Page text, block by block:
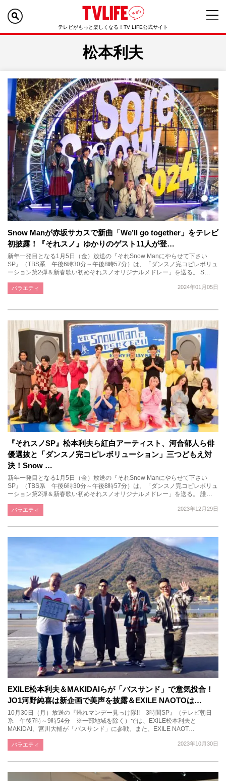
テレビがもっと楽しくなる！TV LIFE公式サイト
松本利夫
Snow Manが赤坂サカスで新曲「We’ll go together」をテレビ
初披露！『それスノ』ゆかりのゲスト11人が登…
新年一発目となる1月5日（金）放送の『それSnow Manにやらせて下さい
SP』（TBS系 午後6時30分～午後8時57分）は、「ダンスノ完コピレボリュ
ーション第2弾＆新春歌い初めそれスノオリジナルメドレー」を送る。 S…
2024年01月05日
バラエティ
『それスノSP』松本利夫ら紅白アーティスト、河合郁人ら俳
優選抜と「ダンスノ完コピレボリューション」三つどもえ対
決！Snow …
新年一発目となる1月5日（金）放送の『それSnow Manにやらせて下さい
SP』（TBS系 午後6時30分～午後8時57分）は、「ダンスノ完コピレボリュ
ーション第2弾＆新春歌い初めそれスノオリジナルメドレー」を送る。 誰…
2023年12月29日
バラエティ
EXILE松本利夫＆MAKIDAIらが「バスサンド」で意気投合！
JO1河野純喜は新企画で美声を披露＆EXILE NAOTOは…
10月30日（月）放送の『帰れマンデー見っけ隊!! 3時間SP』（テレビ朝日
系 午後7時～9時54分 ※一部地域を除く）では、EXILE松本利夫と
MAKIDAI、宮川大輔が「バスサンド」に参戦。また、EXILE NAOT…
2023年10月30日
バラエティ